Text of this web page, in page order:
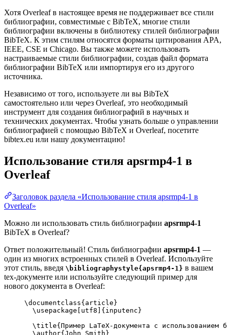
Хотя Overleaf в настоящее время не поддерживает все стили
библиографии, совместимые с BibTeX, многие стили
библиографии включены в библиотеку стилей библиографии
BibTeX. К этим стилям относятся форматы цитирования APA,
IEEE, CSE и Chicago. Вы также можете использовать
настраиваемые стили библиографии, создав файл формата
библиографии BibTeX или импортируя его из другого
источника.
Независимо от того, используете ли вы BibTeX
самостоятельно или через Overleaf, это необходимый
инструмент для создания библиографий в научных и
технических документах. Чтобы узнать больше о управлении
библиографией с помощью BibTeX и Overleaf, посетите
bibtex.eu или нашу документацию!
Использование стиля apsrmp4-1 в
Overleaf
Заголовок раздела «Использование стиля apsrmp4-1 в
Overleaf»
Можно ли использовать стиль библиографии apsrmp4-1
BibTeX в Overleaf?
Ответ положительный! Стиль библиографии apsrmp4-1 —
один из многих встроенных стилей в Overleaf. Используйте
этот стиль, введя \bibliographystyle{apsrmp4-1} в вашем
tex-документе или используйте следующий пример для
нового документа в Overleaf:
\documentclass{ article }
\usepackage
utf8 ]{ inputenc }
\title{Пример LaTeX-документа с использованием
\author{John Smith}